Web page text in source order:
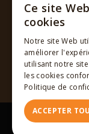
RÉSEAUX
Tous
Ce site
cookies
Notre site Web
améliorer
utilisant notre
les cookies
Politique de
ACCEPTER